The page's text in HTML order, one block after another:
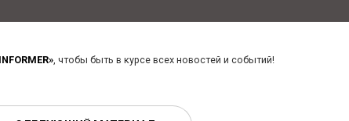
, чтобы быть в курсе всех новостей и событий!